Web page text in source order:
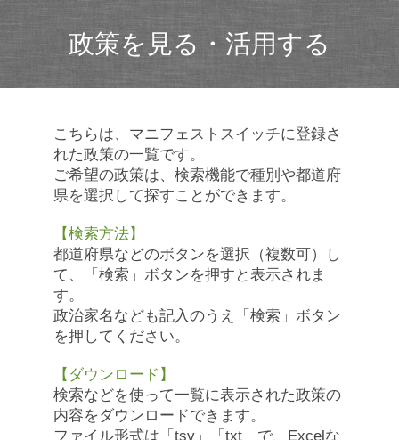
政策を見る・活用する
こちらは、マニフェストスイッチに登録さ
れた政策の一覧です。
ご希望の政策は、検索機能で種別や都道府
県を選択して探すことができます。
【検索方法】
都道府県などのボタンを選択（複数可）し
て、「検索」ボタンを押すと表示されま
す。
政治家名なども記入のうえ「検索」ボタン
を押してください。
【ダウンロード】
検索などを使って一覧に表示された政策の
内容をダウンロードできます。
ファイル形式は「tsv」「txt」で、Excelな